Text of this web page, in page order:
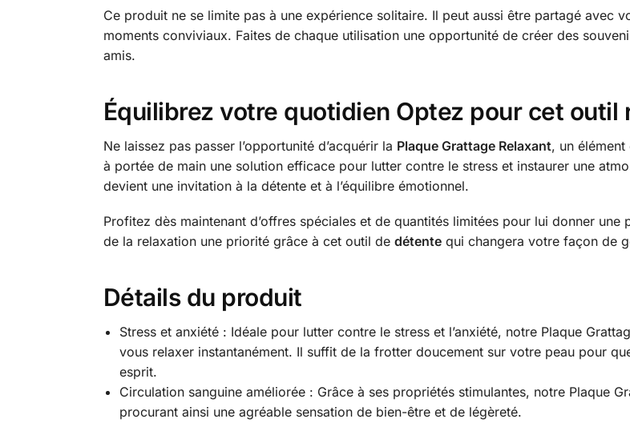
Ce produit ne se limite pas à une expérience solitaire. Il peut aussi être partagé avec
moments conviviaux. Faites de chaque utilisation une opportunité de créer des
amis.
Équilibrez votre quotidien Optez pour cet outil
Ne laissez pas passer l’opportunité d’acquérir la Plaque Grattage Relaxant, un
à portée de main une solution efficace pour lutter contre le stress et instaurer une
devient une invitation à la détente et à l’équilibre émotionnel.
Profitez dès maintenant d’offres spéciales et de quantités limitées pour lui donner
de la relaxation une priorité grâce à cet outil de détentequi changera votre façon de
Détails du produit
Stress et anxiété : Idéale pour lutter contre le stress et l’anxiété, notre Plaque
vous relaxer instantanément. Il suffit de la frotter doucement sur votre peau pour
esprit.
Circulation sanguine améliorée : Grâce à ses propriétés stimulantes, notre Plaque
procurant ainsi une agréable sensation de bien-être et de légèreté.